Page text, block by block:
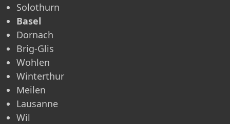
Solothurn
Basel
Dornach
Brig-Glis
Wohlen
Winterthur
Meilen
Lausanne
Wil